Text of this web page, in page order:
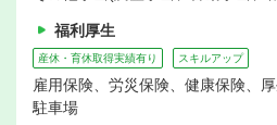
福利厚生
産休・育休取得実績有り スキルアップ
雇用保険、労災保険、健康保険、
駐車場